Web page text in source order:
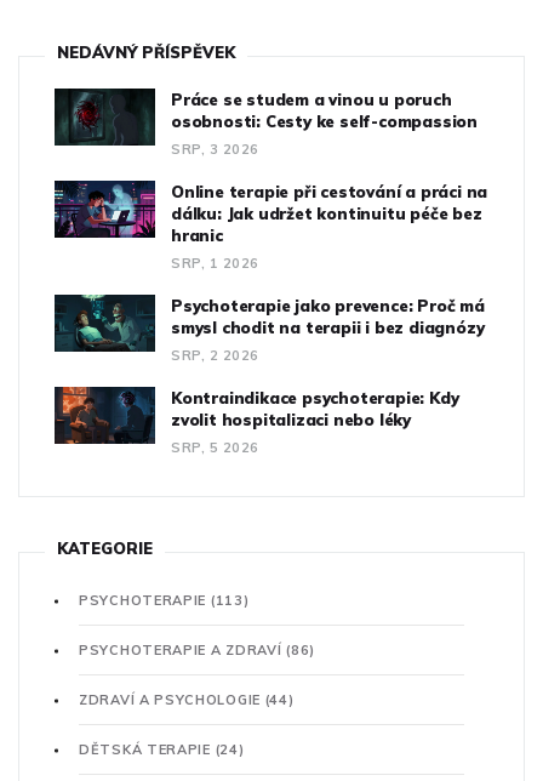
NEDÁVNÝ PŘÍSPĚVEK
Práce se studem a vinou u poruch
osobnosti: Cesty ke self-compassion
SRP, 3 2026
Online terapie při cestování a práci na
dálku: Jak udržet kontinuitu péče bez
hranic
SRP, 1 2026
Psychoterapie jako prevence: Proč má
smysl chodit na terapii i bez diagnózy
SRP, 2 2026
Kontraindikace psychoterapie: Kdy
zvolit hospitalizaci nebo léky
SRP, 5 2026
KATEGORIE
PSYCHOTERAPIE (113)
PSYCHOTERAPIE A ZDRAVÍ(86)
ZDRAVÍ A PSYCHOLOGIE (44)
DĚTSKÁ TERAPIE (24)